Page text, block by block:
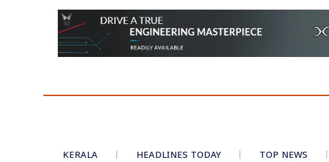
KERALA HEADLINES TODAY TOP NEWS